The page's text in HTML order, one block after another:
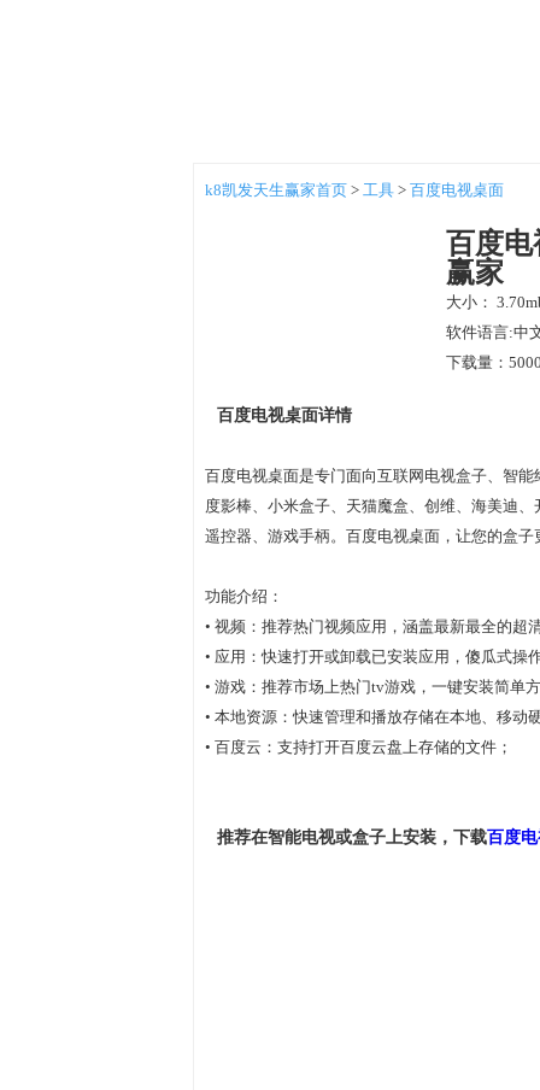
k8凯发天生赢家首页 > 工具 > 百度电视桌面
百度
赢家
大小：
软件语言:中
下载量：
百度电视桌面详情
百度电视桌面是专门面向互联网电视盒子、智
度影棒、小米盒子、天猫魔盒、创维、海美迪
遥控器、游戏手柄。百度电视桌面，让您的盒子
功能介绍：
• 视频：推荐热门视频应用，涵盖最新最全的超
• 应用：快速打开或卸载已安装应用，傻瓜式操
• 游戏：推荐市场上热门tv游戏，一键安装简单
• 本地资源：快速管理和播放存储在本地、移动
• 百度云：支持打开百度云盘上存储的文件；
推荐在智能电视或盒子上安装，下载百度